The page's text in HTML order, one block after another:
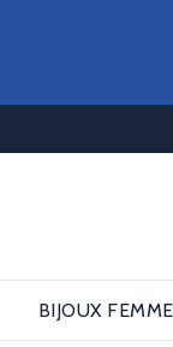
BIJOUX FEMME